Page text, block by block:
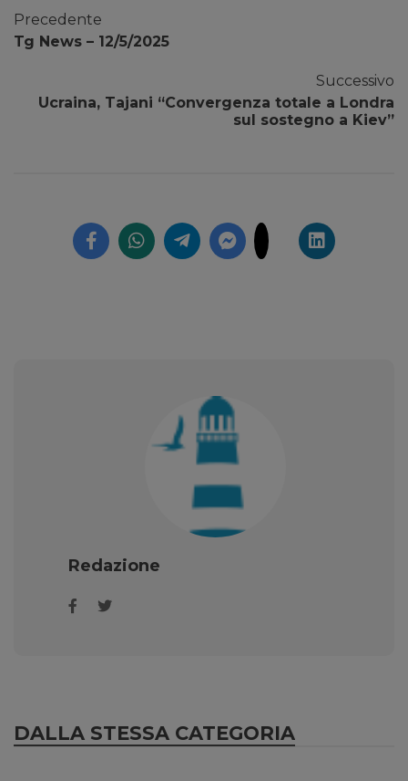
Precedente
Tg News – 12/5/2025
Successivo
Ucraina, Tajani “Convergenza totale a Londra
sul sostegno a Kiev”
Redazione
DALLA STESSA CATEGORIA